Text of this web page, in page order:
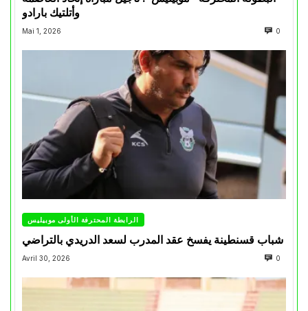
وأتلتيك بارادو
Mai 1, 2026 0
الرابطة المحترفة الأولى موبيليس
شباب قسنطينة يفسخ عقد المدرب لسعد الدريدي بالتراضي
Avril 30, 2026 0